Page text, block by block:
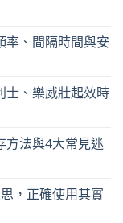
率、間隔時間與安
士、樂威壯起效時
方法與4大常見迷
，正確使用其實